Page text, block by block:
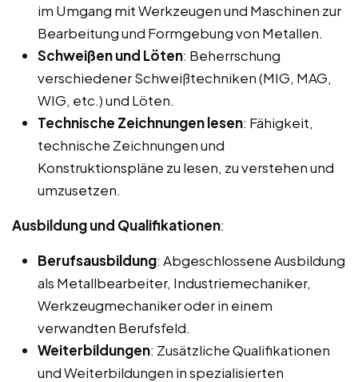
im Umgang mit Werkzeugen und Maschinen zur
Bearbeitung und Formgebung von Metallen.
Schweißen und Löten: Beherrschung
verschiedener Schweißtechniken (MIG, MAG,
WIG, etc.) und Löten.
Technische Zeichnungen lesen: Fähigkeit,
technische Zeichnungen und
Konstruktionspläne zu lesen, zu verstehen und
umzusetzen.
Ausbildung und Qualifikationen:
Berufsausbildung: Abgeschlossene Ausbildung
als Metallbearbeiter, Industriemechaniker,
Werkzeugmechaniker oder in einem
verwandten Berufsfeld.
Weiterbildungen: Zusätzliche Qualifikationen
und Weiterbildungen in spezialisierten